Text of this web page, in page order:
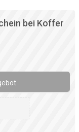
bei Koffer